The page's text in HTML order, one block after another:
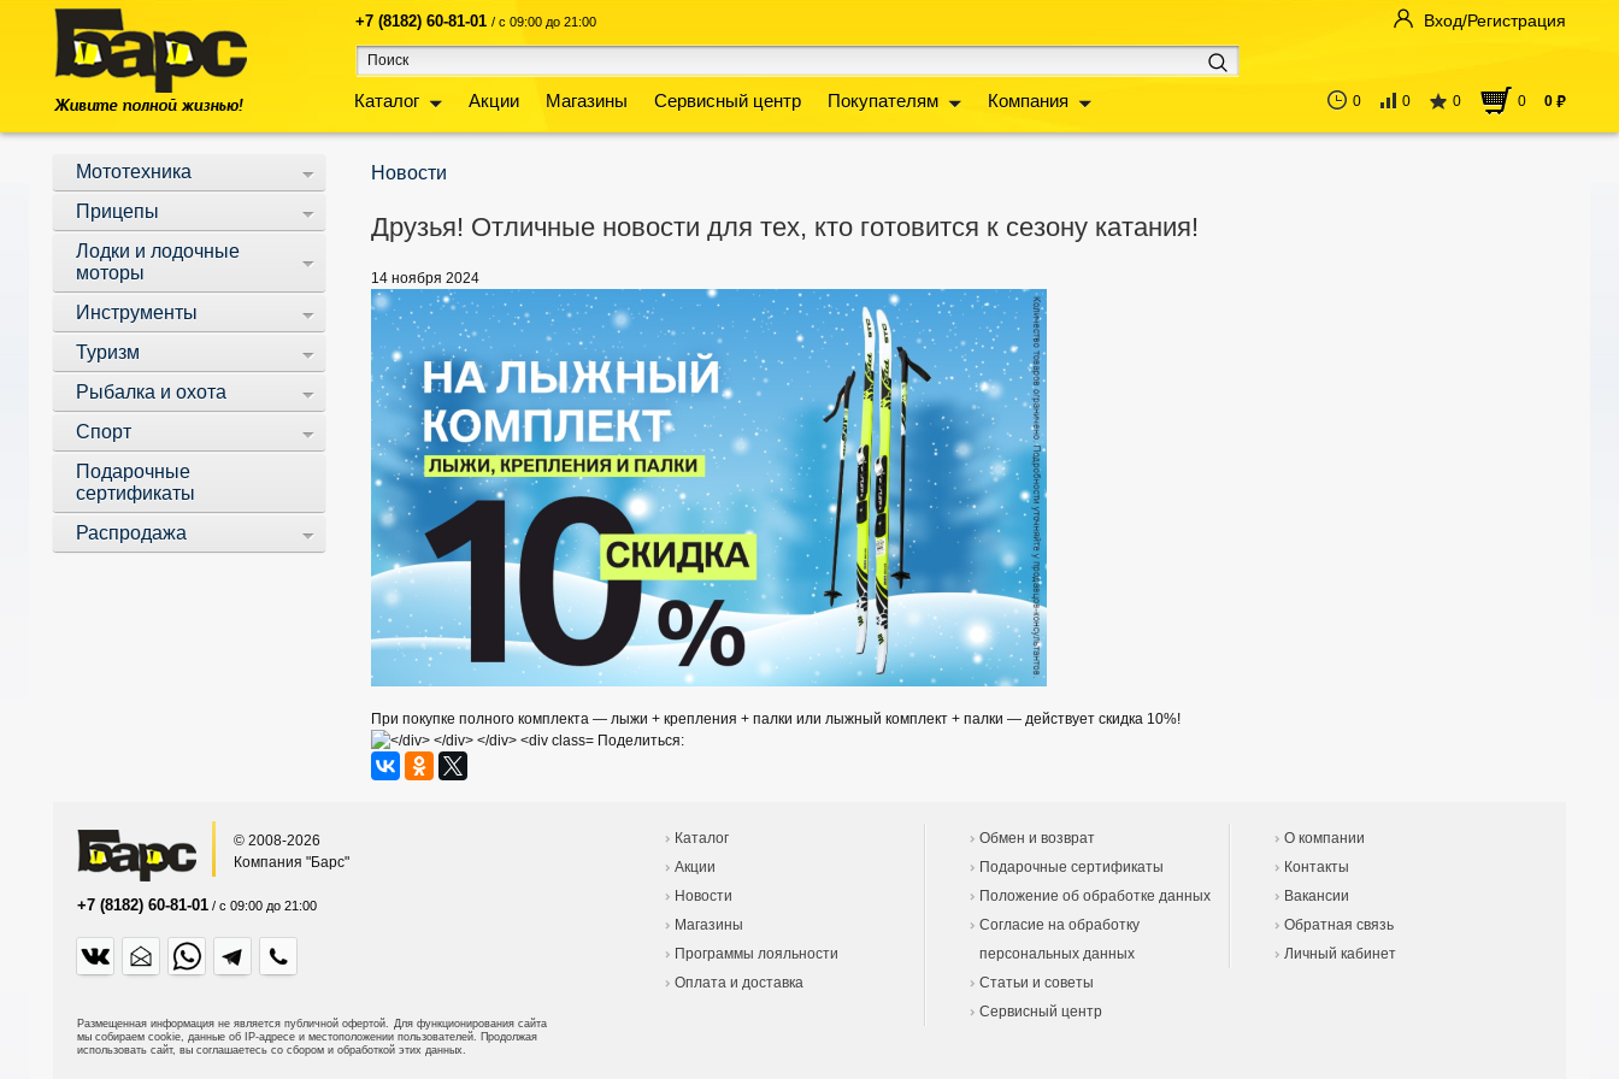
+7 (8182) 60-81-01 / с 09:00 до 21:00
Каталог Акции Магазины Сервисный центр Покупателям Компания
Вход/Регистрация
0 0 0 0 0 руб
Мототехника
Прицепы
Лодки и лодочные
моторы
Инструменты
Туризм
Рыбалка и охота
Спорт
Подарочные
сертификаты
Распродажа
Новости
Друзья! Отличные новости для тех, кто готовится к сезону катания!
14 ноября 2024
При покупке полного комплекта — лыжи + крепления + палки или лыжный комплект + палки — действует скидка 10%!
Поделиться:
© 2008-2026
Компания "Барс"
+7 (8182) 60-81-01 / с 09:00 до 21:00
Размещенная информация не является публичной офертой. Для функционирования сайта
мы собираем cookie, данные об IP-адресе и местоположении пользователей. Продолжая
использовать сайт, вы соглашаетесь со сбором и обработкой этих данных.
Каталог
Акции
Новости
Магазины
Программы лояльности
Оплата и доставка
Обмен и возврат
Подарочные сертификаты
Положение об обработке данных
Согласие на обработку
персональных данных
Статьи и советы
Сервисный центр
О компании
Контакты
Вакансии
Обратная связь
Личный кабинет